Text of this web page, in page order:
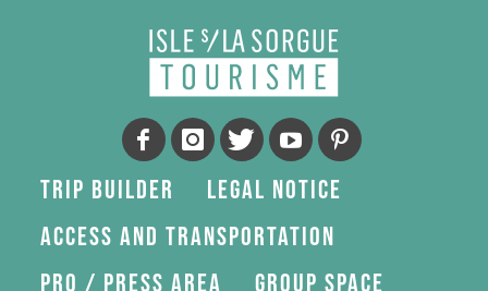
Trip Builder
Legal Notice
Access and transportation
Pro / press area
Group space